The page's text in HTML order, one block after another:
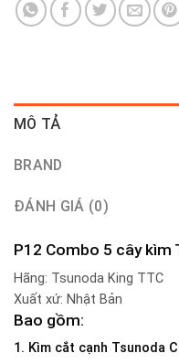
MÔ TẢ
BRAND
ĐÁNH GIÁ (0)
P12 Combo 5 cây kìm
Hãng: Tsunoda King TTC
Xuất xứ: Nhật Bản
Bao gồm:
1. Kìm cắt cạnh Tsunoda